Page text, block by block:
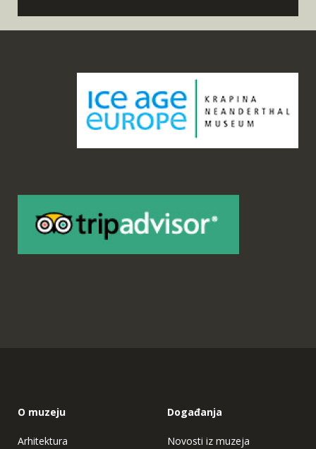
O muzeju
Arhitektura
Događanja
Novosti iz muzeja